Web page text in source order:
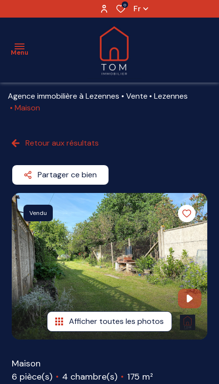
0 Fr
Menu
ESTIMATION
LOCATION
VENDU
PARTENAIRES
ME
CONTACTER
Agence immobilière à Lezennes Vente
Lezennes
Maison
Retour aux résultats
Partager ce bien
Vendu
Afficher toutes les photos
Maison
6 pièce(s)
4 chambre(s)
175 m²